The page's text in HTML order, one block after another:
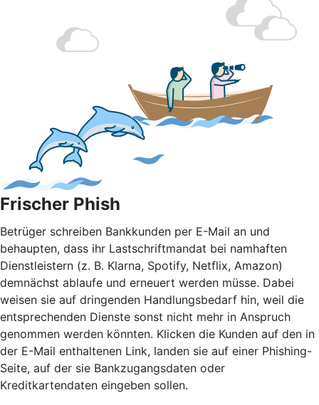
Frischer Phish
Betrüger schreiben Bankkunden per E-Mail an und
behaupten, dass ihr Lastschriftmandat bei namhaften
Dienstleistern (z. B. Klarna, Spotify, Netflix, Amazon)
demnächst ablaufe und erneuert werden müsse. Dabei
weisen sie auf dringenden Handlungsbedarf hin, weil die
entsprechenden Dienste sonst nicht mehr in Anspruch
genommen werden könnten. Klicken die Kunden auf den in
der E-Mail enthaltenen Link, landen sie auf einer Phishing-
Seite, auf der sie Bankzugangsdaten oder
Kreditkartendaten eingeben sollen.